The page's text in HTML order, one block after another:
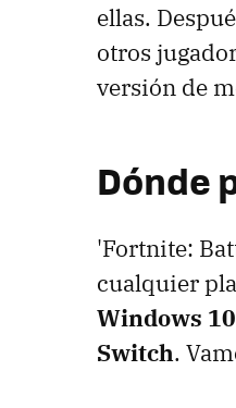
ellas.
otros
versión de
Dónde
'Fortnite:
cualquier
Windows
Switch.